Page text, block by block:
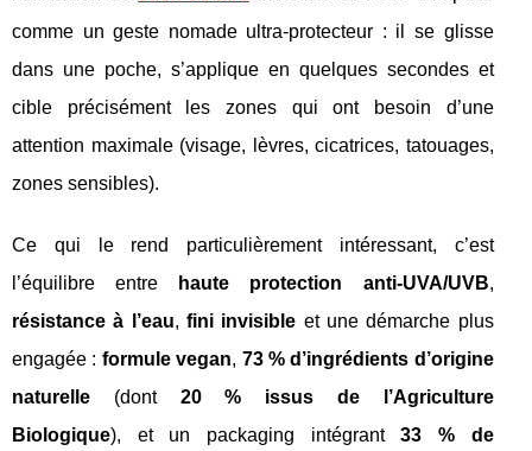
comme un geste nomade ultra-protecteur : il se glisse
dans une poche, s’applique en quelques secondes et
cible précisément les zones qui ont besoin d’une
attention maximale (visage, lèvres, cicatrices, tatouages,
zones sensibles).
Ce qui le rend particulièrement intéressant, c’est
l’équilibre entre
haute protection anti-UVA/UVB,
résistance à l’eau, fini invisible et une démarche plus
engagée : formule vegan, 73 % d’ingrédients d’origine
naturelle (dont 20 % issus de l’Agriculture
Biologique), et un packaging intégrant33 % de